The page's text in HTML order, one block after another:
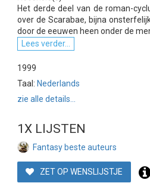
Het derde deel van de roman-
over de Scarabae, bijna
door de eeuwen heen onder de
Lees verder...
1999
Taal: Nederlands
zie alle details...
1X LIJSTEN
Fantasy beste auteurs
ZET OP WENSLIJSTJE